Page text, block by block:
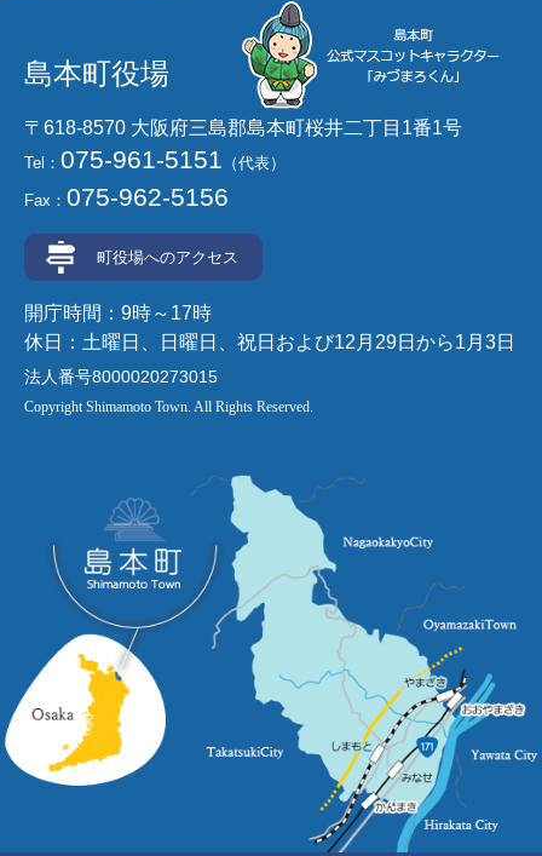
島本町役場
〒618-8570 大阪府三島郡島本町桜井二丁目1番1号
Tel： 075-961-5151 （代表）
Fax： 075-962-5156
町役場へのアクセス
開庁時間：9時～17時
休日：土曜日、日曜日、祝日および12月29日から1月3日
法人番号8000020273015
Copyright Shimamoto Town. All Rights Reserved.